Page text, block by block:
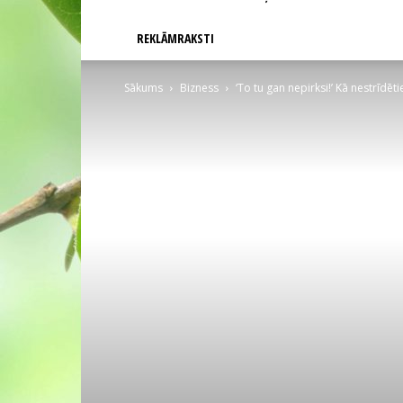
REKLĀMRAKSTI
Sākums Bizness ‘To tu gan nepirksi!’ Kā